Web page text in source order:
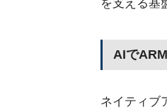
を支える基
AIで
ネイティブ